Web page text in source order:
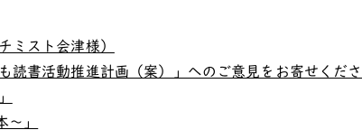
ミスト会津様）
読書活動推進計画（案）」へのご意見をお寄せくだ
」